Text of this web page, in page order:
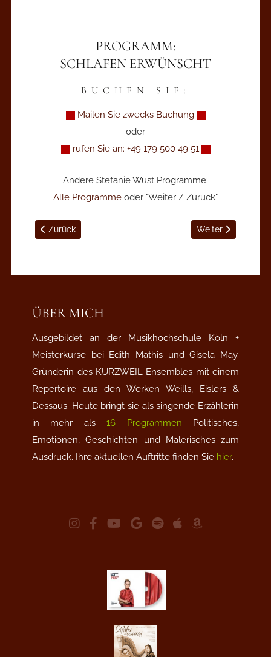
PROGRAMM:
SCHLAFEN ERWÜNSCHT
BUCHEN SIE:
Mailen Sie zwecks Buchung
oder
rufen Sie an: +49 179 500 49 51
Andere Stefanie Wüst Programme:
Alle Programme oder "Weiter / Zurück"
Vorheriger Beitrag: Chansons im Bade - Köln
Zurück Nächster Beitrag:
Weiter
ÜBER MICH
Ausgebildet an der Musikhochschule Köln +
Meisterkurse bei Edith Mathis und Gisela May.
Gründerin des KURZWEIL-Ensembles mit einem
Repertoire aus den Werken Weills, Eislers &
Dessaus. Heute bringt sie als singende Erzählerin
in mehr als16 Programmen Politisches,
Emotionen, Geschichten und Malerisches zum
Ausdruck. Ihre aktuellen Auftritte finden Sie hier.